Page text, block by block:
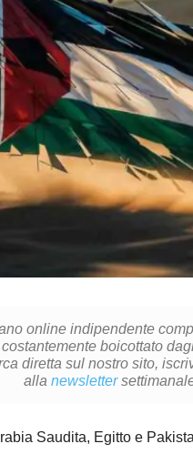
online indipendente
boicottato
diretta sul nostro sito,
allanewsletter
Saudita, Egitto e